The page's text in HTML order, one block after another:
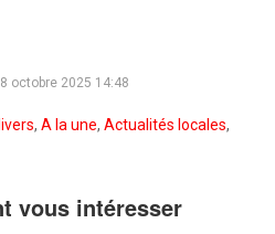
octobre 2025 14:48
, A la une, Actualités locales,
vous intéresser